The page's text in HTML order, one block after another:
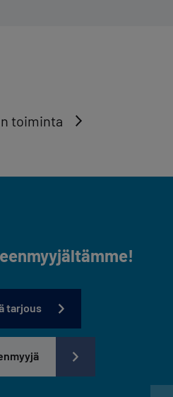
toiminta
tarjous